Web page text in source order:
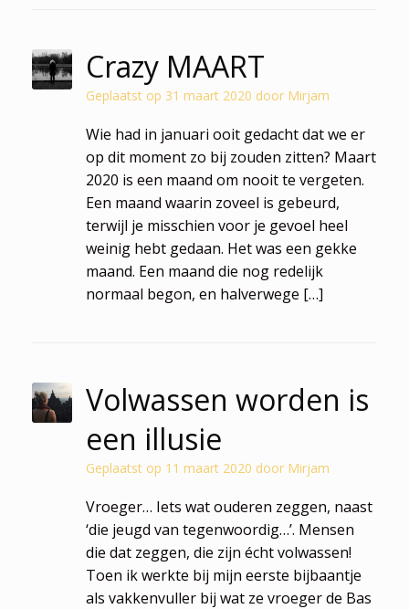
Crazy MAART
Geplaatst op 31 maart 2020 door Mirjam
Wie had in januari ooit gedacht dat we er
op dit moment zo bij zouden zitten? Maart
2020 is een maand om nooit te vergeten.
Een maand waarin zoveel is gebeurd,
terwijl je misschien voor je gevoel heel
weinig hebt gedaan. Het was een gekke
maand. Een maand die nog redelijk
normaal begon, en halverwege […]
Volwassen worden is
een illusie
Geplaatst op 11 maart 2020 door Mirjam
Vroeger… Iets wat ouderen zeggen, naast
‘die jeugd van tegenwoordig…’. Mensen
die dat zeggen, die zijn écht volwassen!
Toen ik werkte bij mijn eerste bijbaantje
als vakkenvuller bij wat ze vroeger de Bas